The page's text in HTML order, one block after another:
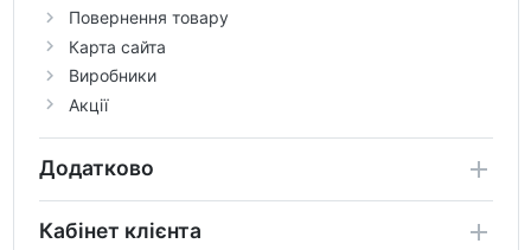
Повернення товару
Карта сайта
Виробники
Акції
Додатково
Кабінет клієнта